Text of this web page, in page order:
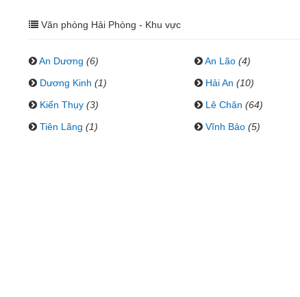
Văn phòng Hải Phòng - Khu vực
An Dương (6) An Lão (4)
Dương Kinh (1) Hải An (10)
Kiến Thụy (3) Lê Chân (64)
Tiên Lãng (1) Vĩnh Bảo (5)